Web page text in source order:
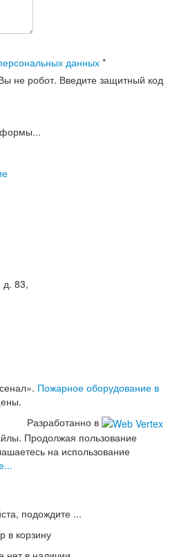
данных *
не робот. Введите защитный код
формы...
д. 83,
Пожарное оборудование в
Разработанно в
Продолжая пользование
на использование
подождите ...
в корзину